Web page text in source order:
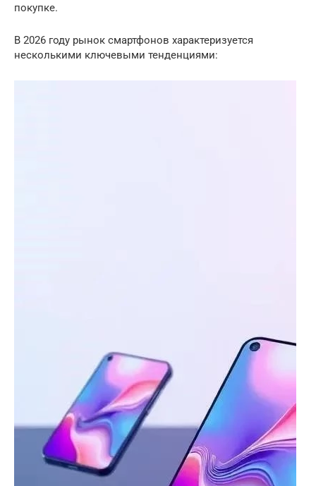
покупке.
В 2026 году рынок смартфонов характеризуется
несколькими ключевыми тенденциями: